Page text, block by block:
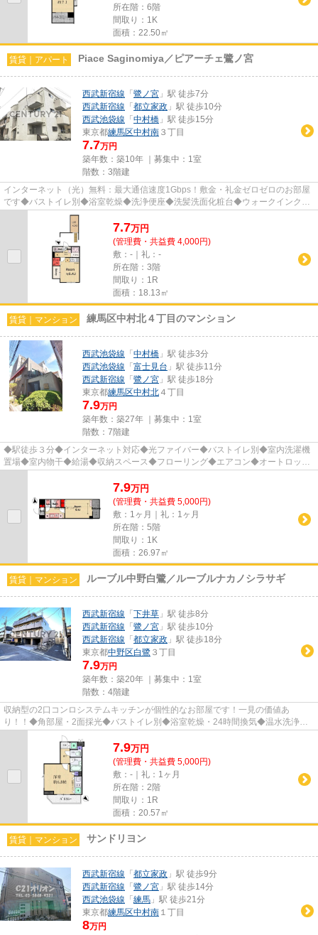
所在階：6階
間取り：1K
面積：22.50㎡
賃貸｜アパート Piace Saginomiya／ピアーチェ鷺ノ宮
西武新宿線 「 鷺ノ宮 」駅 徒歩7分
西武新宿線 「 都立家政 」駅 徒歩10分
西武池袋線 「 中村橋 」駅 徒歩15分
東京都練馬区中村南 ３丁目
7.7万円
築年数：築10年 ｜募集中： 1室
階数：3階建
インターネット（光）無料：最大通信速度1Gbps！敷金・礼金ゼロゼロのお部屋
です◆バストイレ別◆浴室乾燥◆洗浄便座◆洗髪洗面化粧台◆ウォークインクロ
ーゼット◆2口コンロシステムキッチ...
7.7万円
(管理費・共益費 4,000円)
敷：-｜礼：-
所在階：3階
間取り：1R
面積：18.13㎡
賃貸｜マンション 練馬区中村北４丁目のマンション
西武池袋線 「 中村橋 」駅 徒歩3分
西武池袋線 「 富士見台 」駅 徒歩11分
西武新宿線 「 鷺ノ宮 」駅 徒歩18分
東京都練馬区中村北 ４丁目
7.9万円
築年数：築27年 ｜募集中： 1室
階数：7階建
◆駅徒歩３分◆インターネット対応◆光ファイバー◆バストイレ別◆室内洗濯機
置場◆室内物干◆給湯◆収納スペース◆フローリング◆エアコン◆オートロック
7.9万円
(管理費・共益費 5,000円)
敷：1ヶ月｜礼：1ヶ月
所在階：5階
間取り：1K
面積：26.97㎡
賃貸｜マンション ルーブル中野白鷺／ルーブルナカノシラサギ
西武新宿線 「 下井草 」駅 徒歩8分
西武新宿線 「 鷺ノ宮 」駅 徒歩10分
西武新宿線 「 都立家政 」駅 徒歩18分
東京都中野区白鷺 ３丁目
7.9万円
築年数：築20年 ｜募集中： 1室
階数：4階建
収納型の2口コンロシステムキッチンが個性的なお部屋です！一見の価値あ
り！！◆角部屋・2面採光◆バストイレ別◆浴室乾燥・24時間換気◆温水洗浄便
座◆室内洗濯機置場◆宅配BOX◆エレベータ...
7.9万円
(管理費・共益費 5,000円)
敷：-｜礼：1ヶ月
所在階：2階
間取り：1R
面積：20.57㎡
賃貸｜マンション サンドリヨン
西武新宿線 「 都立家政 」駅 徒歩9分
西武新宿線 「 鷺ノ宮 」駅 徒歩14分
西武池袋線 「 練馬 」駅 徒歩21分
東京都練馬区中村南 １丁目
8万円